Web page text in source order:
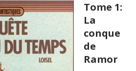
Tome 1:
La
conque
de
Ramor